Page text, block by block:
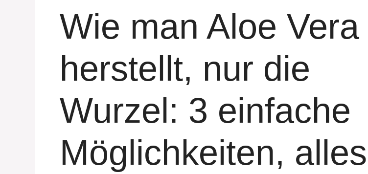
Wie man Aloe Vera
herstellt, nur die
Wurzel: 3 einfache
Möglichkeiten, alles